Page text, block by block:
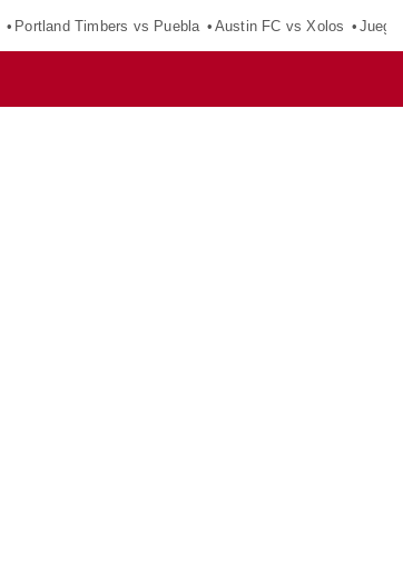
Portland Timbers vs Puebla Austin FC vs Xolos